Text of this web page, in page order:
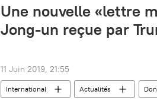
Une nouvelle «lettre
Jong-un reçue par
11 Juin 2019, 21:55
International Actualités